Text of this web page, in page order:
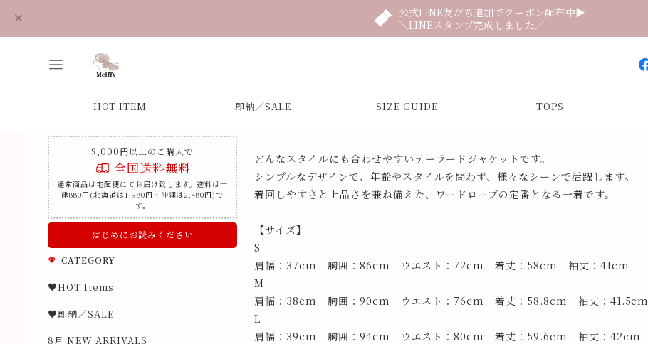
公式LINE友だち追加でクーポン配布中▶
＼LINEスタンプ完成しました／
HOT ITEM 即納／SALE SIZE GUIDE TOPS
9,000円以上のご購入で
全国送料無料
通常商品は宅配便にてお届け致します。送料は一
律880円(北海道は1,980円・沖縄は2,480円)で
す。
はじめにお読みください
CATEGORY
♥HOT Items
♥即納／SALE
8月 NEW ARRIVALS
どんなスタイルにも合わせやすいテーラードジャケットです。
シンプルなデザインで、年齢やスタイルを問わず、様々なシーンで活躍します。
着回しやすさと上品さを兼ね備えた、ワードローブの定番となる一着です。
【サイズ】
S
肩幅：37cm 胸囲：86cm ウエスト：72cm 着丈：58cm 袖丈：41cm
M
肩幅：38cm 胸囲：90cm ウエスト：76cm 着丈：58.8cm 袖丈：41.5cm
L
肩幅：39cm 胸囲：94cm ウエスト：80cm 着丈：59.6cm 袖丈：42cm